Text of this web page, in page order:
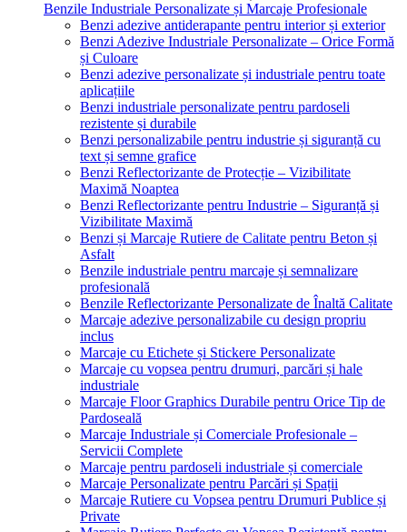
Benzile Industriale Personalizate și Marcaje Profesionale
Benzi adezive antiderapante pentru interior și exterior
Benzi Adezive Industriale Personalizate – Orice Formă
și Culoare
Benzi adezive personalizate și industriale pentru toate
aplicațiile
Benzi industriale personalizate pentru pardoseli
rezistente și durabile
Benzi personalizabile pentru industrie și siguranță cu
text și semne grafice
Benzi Reflectorizante de Protecție – Vizibilitate
Maximă Noaptea
Benzi Reflectorizante pentru Industrie – Siguranță și
Vizibilitate Maximă
Benzi și Marcaje Rutiere de Calitate pentru Beton și
Asfalt
Benzile industriale pentru marcaje și semnalizare
profesională
Benzile Reflectorizante Personalizate de Înaltă Calitate
Marcaje adezive personalizabile cu design propriu
inclus
Marcaje cu Etichete și Stickere Personalizate
Marcaje cu vopsea pentru drumuri, parcări și hale
industriale
Marcaje Floor Graphics Durabile pentru Orice Tip de
Pardoseală
Marcaje Industriale și Comerciale Profesionale –
Servicii Complete
Marcaje pentru pardoseli industriale și comerciale
Marcaje Personalizate pentru Parcări și Spații
Marcaje Rutiere cu Vopsea pentru Drumuri Publice și
Private